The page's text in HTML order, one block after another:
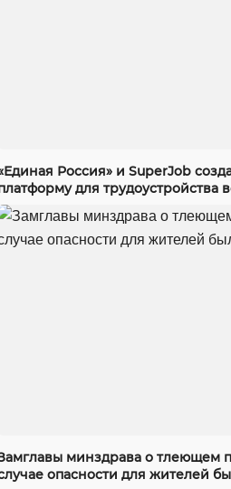
Россия» и SuperJob
для трудоустройства
минздрава о тлеющем
опасности для жителей